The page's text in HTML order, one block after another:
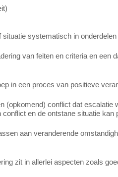
systematisch in
van feiten en criteria en een
in een proces van positieve
(opkomend) conflict dat
en de ontstane situatie kan
aan veranderende
zit in allerlei aspecten zoals